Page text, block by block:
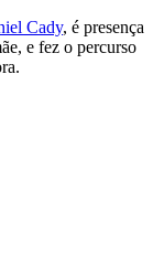
Cady, é presença
e fez o percurso